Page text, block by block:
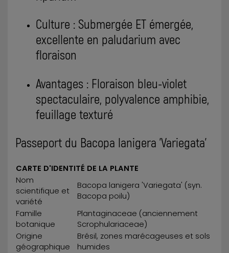
Culture : Submergée ET émergée,
excellente en paludarium avec
floraison
Avantages : Floraison bleu-violet
spectaculaire, polyvalence amphibie,
feuillage texturé
Passeport du Bacopa lanigera 'Variegata'
CARTE D'IDENTITÉ DE LA PLANTE
Nom
scientifique et
variété
Bacopa lanigera 'Variegata' (syn.
Bacopa poilu)
Famille
botanique
Plantaginaceae (anciennement
Scrophulariaceae)
Origine
géographique
Brésil, zones marécageuses et sols
humides